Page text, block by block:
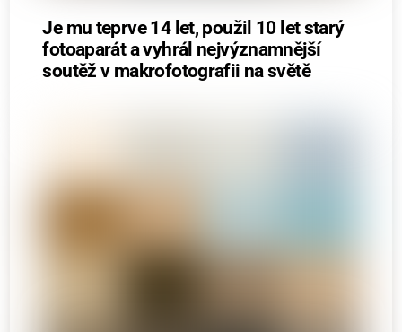
Je mu teprve 14 let, použil 10 let starý
fotoaparát a vyhrál nejvýznamnější
soutěž v makrofotografii na světě